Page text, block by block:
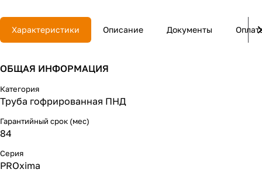
Характеристики Описание Документы
ОБЩАЯ ИНФОРМАЦИЯ
Категория
Труба гофрированная ПНД
Гарантийный срок (мес)
84
Серия
PROxima